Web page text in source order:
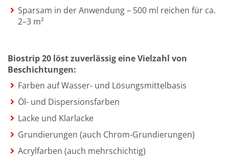
Sparsam in der Anwendung – 500 ml reichen für ca.
2–3 m²
Biostrip 20 löst zuverlässig eine Vielzahl von
Beschichtungen:
Farben auf Wasser- und Lösungsmittelbasis
Öl- und Dispersionsfarben
Lacke und Klarlacke
Grundierungen (auch Chrom-Grundierungen)
Acrylfarben (auch mehrschichtig)